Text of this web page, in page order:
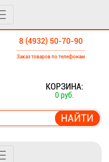
8 (4932) 50-70-90
Заказ товаров по телефонам
КОРЗИНА:
0 руб.